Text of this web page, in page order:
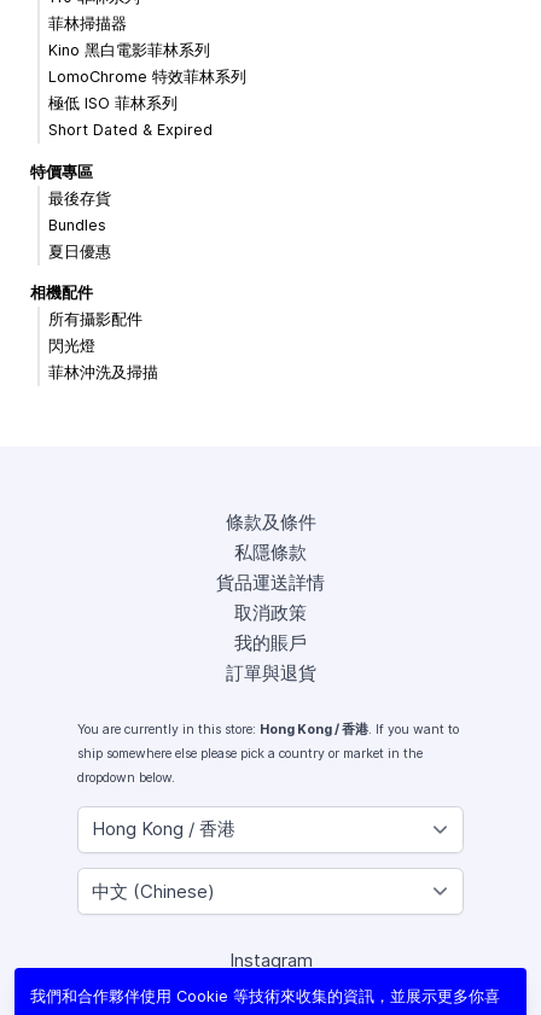
菲林掃描器
Kino 黑白電影菲林系列
LomoChrome 特效菲林系列
極低 ISO 菲林系列
Short Dated & Expired
特價專區
最後存貨
Bundles
夏日優惠
相機配件
所有攝影配件
閃光燈
菲林沖洗及掃描
條款及條件
私隱條款
貨品運送詳情
取消政策
我的賬戶
訂單與退貨
You are currently in this store: Hong Kong / 香港. If you want to
ship somewhere else please pick a country or market in the
dropdown below.
Instagram
Facebook
我們和合作夥伴使用 Cookie 等技術來收集的資訊，並展示更多你喜